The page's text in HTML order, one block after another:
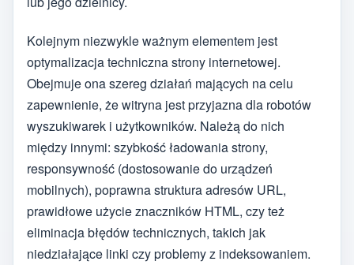
Kolejnym niezwykle ważnym elementem jest
optymalizacja techniczna strony internetowej.
Obejmuje ona szereg działań mających na celu
zapewnienie, że witryna jest przyjazna dla robotów
wyszukiwarek i użytkowników. Należą do nich
między innymi: szybkość ładowania strony,
responsywność (dostosowanie do urządzeń
mobilnych), poprawna struktura adresów URL,
prawidłowe użycie znaczników HTML, czy też
eliminacja błędów technicznych, takich jak
niedziałające linki czy problemy z indeksowaniem.